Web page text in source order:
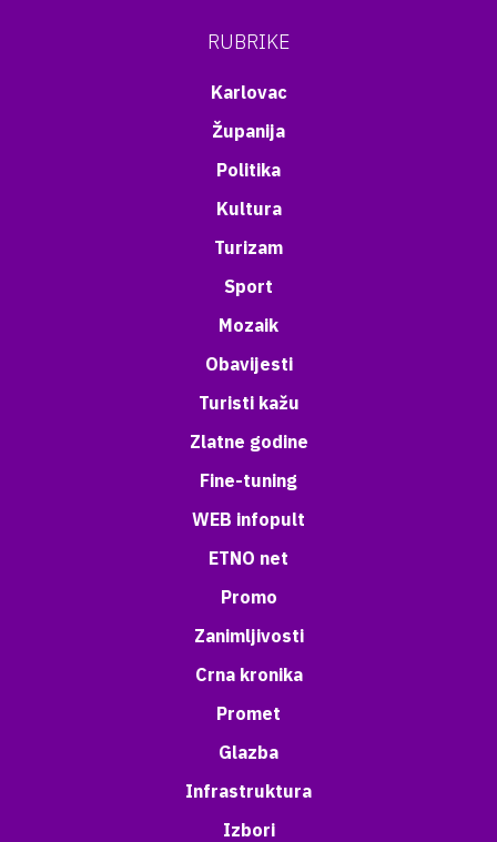
RUBRIKE
Karlovac
Županija
Politika
Kultura
Turizam
Sport
Mozaik
Obavijesti
Turisti kažu
Zlatne godine
Fine-tuning
WEB infopult
ETNO net
Promo
Zanimljivosti
Crna kronika
Promet
Glazba
Infrastruktura
Izbori